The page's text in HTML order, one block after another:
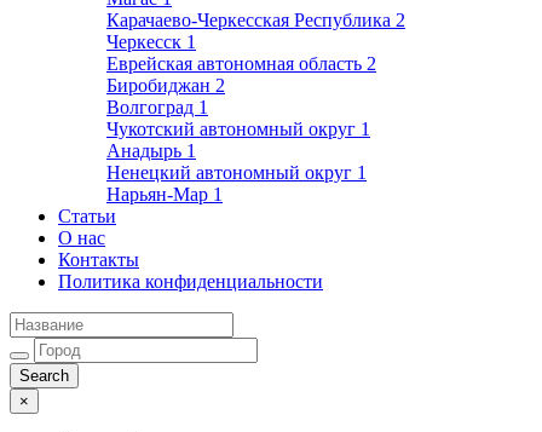
Карачаево-Черкесская Республика 2
Черкесск 1
Еврейская автономная область 2
Биробиджан 2
Волгоград 1
Чукотский автономный округ 1
Анадырь 1
Ненецкий автономный округ 1
Нарьян-Мар 1
Статьи
О нас
Контакты
Политика конфиденциальности
×